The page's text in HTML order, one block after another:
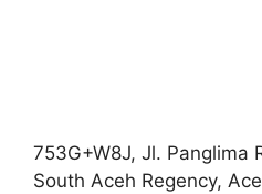
753G+W8J, Jl. Panglima
South Aceh Regency,